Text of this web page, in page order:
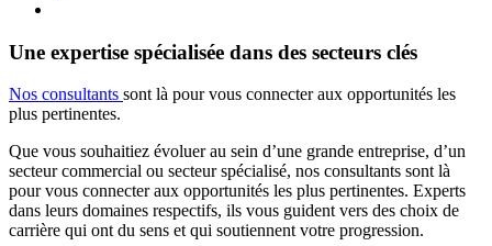
Une expertise spécialisée dans des secteurs clés
Nos consultants sont là pour vous connecter aux opportunités les
plus pertinentes.
Que vous souhaitiez évoluer au sein d’une grande entreprise, d’un
secteur commercial ou secteur spécialisé, nos consultants sont là
pour vous connecter aux opportunités les plus pertinentes. Experts
dans leurs domaines respectifs, ils vous guident vers des choix de
carrière qui ont du sens et qui soutiennent votre progression.